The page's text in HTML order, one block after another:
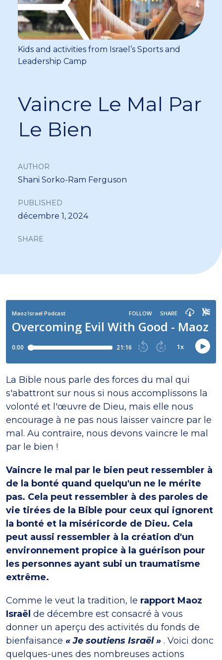
Kids and activities from Israel’s Sports and
Leadership Camp
Vaincre Le Mal Par
Le Bien
AUTHOR
Shani Sorko-Ram Ferguson
PUBLISHED
décembre 1, 2024
SHARE
La Bible nous parle des forces du mal qui
s'abattront sur nous si nous accomplissons la
volonté et l'œuvre de Dieu, mais elle nous
encourage à ne pas nous laisser vaincre par le
mal. Au contraire, nous devons vaincre le mal
par le bien !
Vaincre le mal par le bien peut ressembler à
de la bonté quand quelqu'un ne le mérite
pas. Cela peut ressembler à des paroles de
vie tirées de la Bible pour ceux qui ignorent
la bonté et la miséricorde de Dieu. Cela
peut aussi ressembler à la création d'un
environnement propice à la guérison pour
les personnes ayant subi un traumatisme
extrême.
Comme le veut la tradition, le rapport Maoz
Israël de décembre est consacré à vous
donner un aperçu des activités du fonds de
bienfaisance « Je soutiens Israël » . Voici donc
quelques-unes des nombreuses actions